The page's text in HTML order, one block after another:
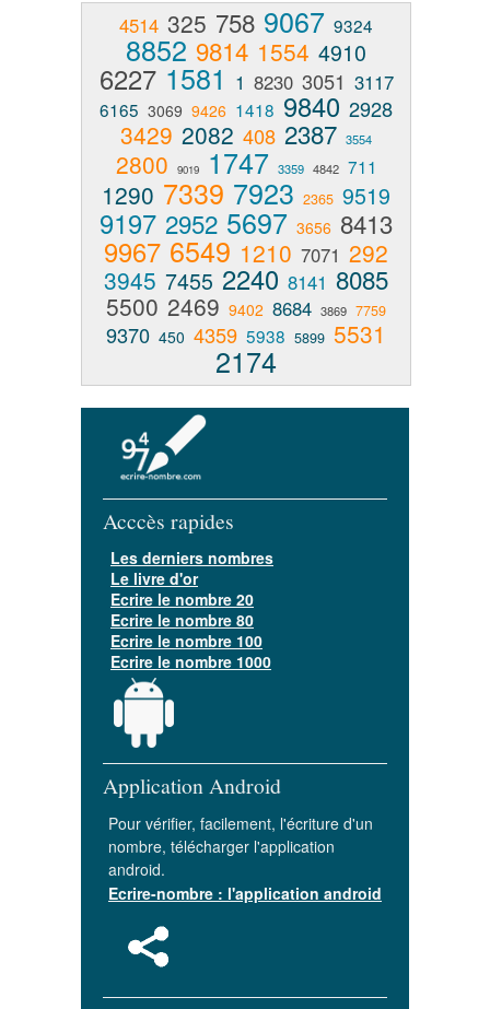
4514 325 758 9067 9324
8852 9814 1554 4910
6227 1581 1 8230 3051 3117
6165 3069 9426 1418 9840 2928
3429 2082 408 2387 3554
2800 9019 1747 3359 4842 711
1290 7339 7923 2365 9519
9197 2952 5697 3656 8413
9967 6549 1210 7071 292
3945 7455 2240 8141 8085
5500 2469 9402 8684 3869 7759
9370 450 4359 5938 5899 5531
2174
Acccès rapides
Les derniers nombres
Le livre d'or
Ecrire le nombre 20
Ecrire le nombre 80
Ecrire le nombre 100
Ecrire le nombre 1000
Application Android
Pour vérifier, facilement, l'écriture d'un
nombre, télécharger l'application
android.
Ecrire-nombre : l'application android